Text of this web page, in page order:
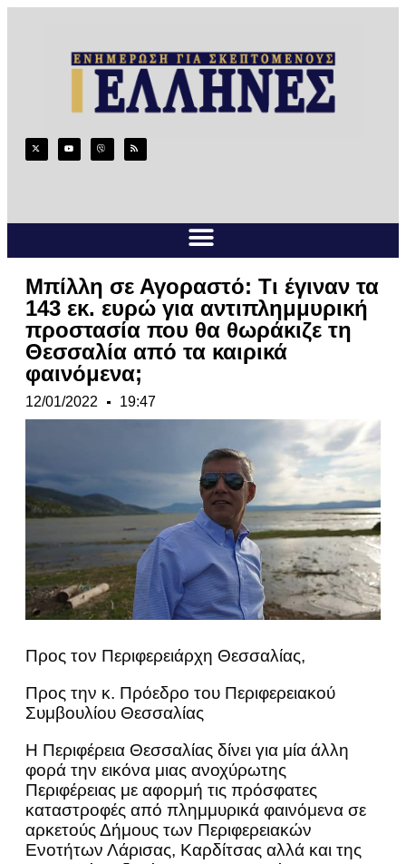
Μπίλλη σε Αγοραστό: Τι έγιναν τα
143 εκ. ευρώ για αντιπλημμυρική
προστασία που θα θωράκιζε τη
Θεσσαλία από τα καιρικά
φαινόμενα;
12/01/2022 19:47
Προς τον Περιφερειάρχη Θεσσαλίας,
Προς την κ. Πρόεδρο του Περιφερειακού
Συμβουλίου Θεσσαλίας
Η Περιφέρεια Θεσσαλίας δίνει για μία άλλη
φορά την εικόνα μιας ανοχύρωτης
Περιφέρειας με αφορμή τις πρόσφατες
καταστροφές από πλημμυρικά φαινόμενα σε
αρκετούς Δήμους των Περιφερειακών
Ενοτήτων Λάρισας, Καρδίτσας αλλά και της